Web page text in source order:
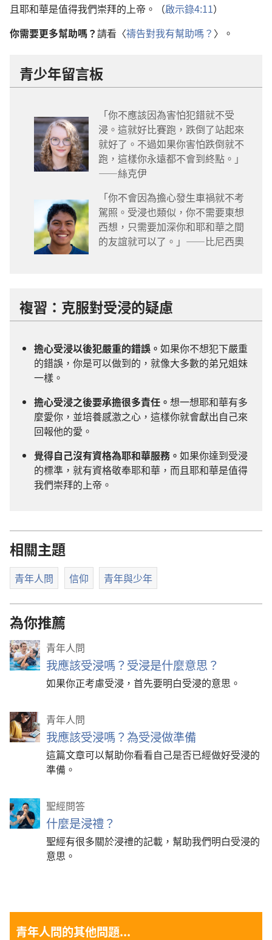
且耶和華是值得我們崇拜的上帝。（啟示錄4:11）
你需要更多幫助嗎？請看〈禱告對我有幫助嗎？ 〉。
青少年留言板
「你不應該因為害怕犯錯就不受
浸。這就好比賽跑，跌倒了站起來
就好了。不過如果你害怕跌倒就不
跑，這樣你永遠都不會到終點。」
——絲克伊
「你不會因為擔心發生車禍就不考
駕照。受浸也類似，你不需要東想
西想，只需要加深你和耶和華之間
的友誼就可以了。」——比尼西奧
複習：克服對受浸的疑慮
擔心受浸以後犯嚴重的錯誤。 如果你不想犯下嚴重
的錯誤，你是可以做到的，就像大多數的弟兄姐妹
一樣。
擔心受浸之後要承擔很多責任。 想一想耶和華有多
麼愛你，並培養感激之心，這樣你就會獻出自己來
回報他的愛。
覺得自己沒有資格為耶和華服務。 如果你達到受浸
的標準，就有資格敬奉耶和華，而且耶和華是值得
我們崇拜的上帝。
相關主題
青年人問 信仰 青年與少年
為你推薦
青年人問
我應該受浸嗎？受浸是什麼意思？
如果你正考慮受浸，首先要明白受浸的意思。
青年人問
我應該受浸嗎？為受浸做準備
這篇文章可以幫助你看看自己是否已經做好受浸的
準備。
聖經問答
什麼是浸禮？
聖經有很多關於浸禮的記載，幫助我們明白受浸的
意思。
青年人問的其他問題...